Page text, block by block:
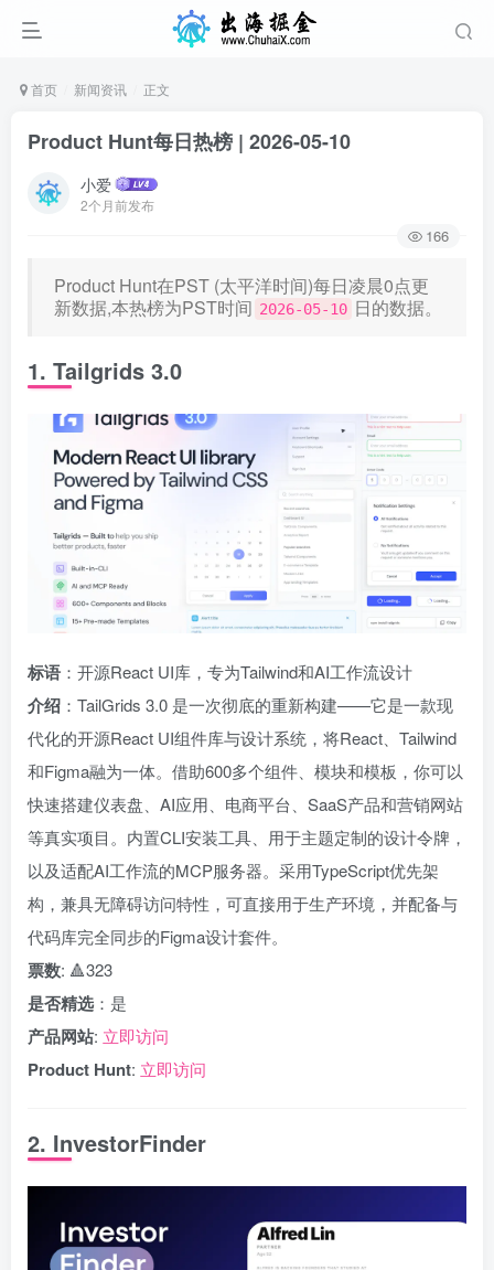
首页 新闻资讯 正文
Product Hunt每日热榜 | 2026-05-10
小爱
2个月前发布
166
Product Hunt在PST (太平洋时间)每日凌晨0点更
新数据,本热榜为PST时间 2026-05-10 日的数据。
1. Tailgrids 3.0
标语 ：开源React UI库，专为Tailwind和AI工作流设计
介绍 ：TailGrids 3.0 是一次彻底的重新构建——它是一款现
代化的开源React UI组件库与设计系统，将React、Tailwind
和Figma融为一体。借助600多个组件、模块和模板，你可以
快速搭建仪表盘、AI应用、电商平台、SaaS产品和营销网站
等真实项目。内置CLI安装工具、用于主题定制的设计令牌，
以及适配AI工作流的MCP服务器。采用TypeScript优先架
构，兼具无障碍访问特性，可直接用于生产环境，并配备与
代码库完全同步的Figma设计套件。
票数: 🔺323
是否精选 ：是
产品网站: 立即访问
Product Hunt: 立即访问
2. InvestorFinder